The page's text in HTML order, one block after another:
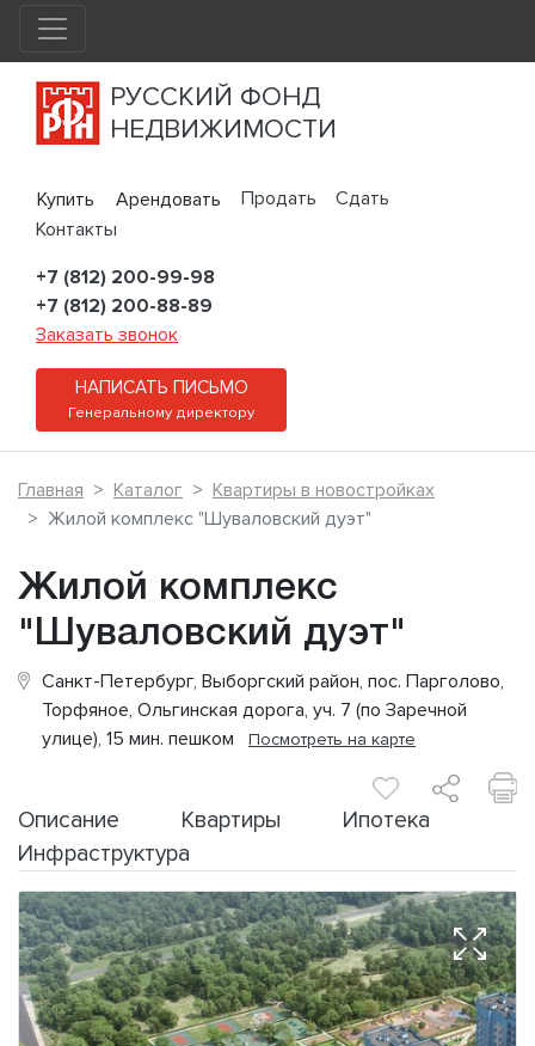
РУССКИЙ ФОНД
НЕДВИЖИМОСТИ
Купить Арендовать Продать
Сдать
Контакты
+7 (812) 200-99-98
+7 (812) 200-88-89
Заказать звонок
НАПИСАТЬ ПИСЬМО
Генеральному директору
Главная Каталог
Квартиры в новостройках
Жилой комплекс "Шуваловский дуэт"
Жилой комплекс
"Шуваловский дуэт"
Санкт-Петербург, Выборгский район, пос. Парголово,
Торфяное, Ольгинская дорога, уч. 7 (по Заречной
улице), 15 мин. пешком Посмотреть на карте
Описание Квартиры
Ипотека
Инфраструктура